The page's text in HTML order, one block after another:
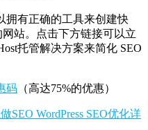
拥有正确的工具来创建快
站。点击下方链接可以立
托管解决方案来简化 SEO
码 （高达75%的优惠）
SEO WordPress SEO优化详